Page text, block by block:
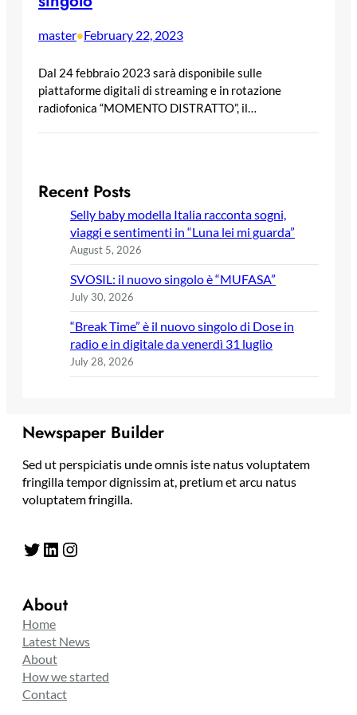
master•February 22, 2023
Dal 24 febbraio 2023 sarà disponibile sulle
piattaforme digitali di streaming e in rotazione
radiofonica “MOMENTO DISTRATTO”, il…
Recent Posts
Selly baby modella Italia racconta sogni,
viaggi e sentimenti in “Luna lei mi guarda”
August 5, 2026
SVOSIL: il nuovo singolo è “MUFASA”
July 30, 2026
“Break Time” è il nuovo singolo di Dose in
radio e in digitale da venerdì 31 luglio
July 28, 2026
Newspaper Builder
Sed ut perspiciatis unde omnis iste natus voluptatem
fringilla tempor dignissim at, pretium et arcu natus
voluptatem fringilla.
Twitter LinkedIn Instagram
About
Home
Latest News
About
How we started
Contact